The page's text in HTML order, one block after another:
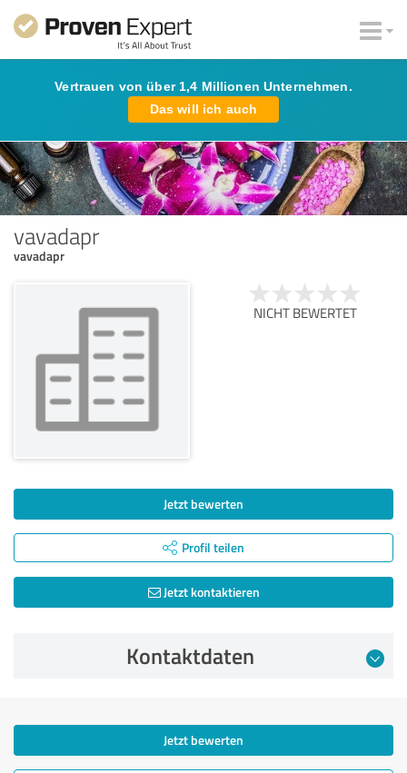
Vertrauen von über 1,4 Millionen Unternehmen.
Das will ich auch
vavadapr
vavadapr
NICHT BEWERTET
Jetzt bewerten
Profil teilen
Jetzt kontaktieren
Kontaktdaten
Jetzt bewerten